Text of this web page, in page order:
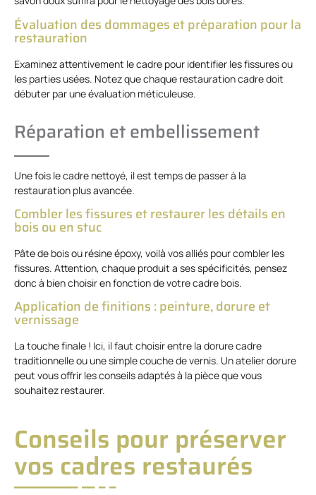
Évaluation des dommages et préparation pour la
restauration
Examinez attentivement le cadre pour identifier les fissures ou
les parties usées. Notez que chaque restauration cadre doit
débuter par une évaluation méticuleuse.
Réparation et embellissement
Une fois le cadre nettoyé, il est temps de passer à la
restauration plus avancée.
Combler les fissures et restaurer les détails en
bois ou en stuc
Pâte de bois ou résine époxy, voilà vos alliés pour combler les
fissures. Attention, chaque produit a ses spécificités, pensez
donc à bien choisir en fonction de votre cadre bois.
Application de finitions : peinture, dorure et
vernissage
La touche finale ! Ici, il faut choisir entre la dorure cadre
traditionnelle ou une simple couche de vernis. Un atelier dorure
peut vous offrir les conseils adaptés à la pièce que vous
souhaitez restaurer.
Conseils pour préserver
vos cadres restaurés